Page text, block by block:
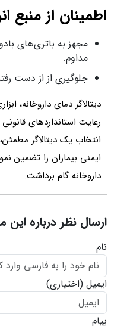
اطمینان از منبع
مجهز به باتری‌های
مداوم.
جلوگیری از از دست
دیتالاگر دمای داروخانه،
رعایت استانداردهای
انتخاب یک دیتالاگر
ایمنی بیماران را تضمین
داروخانه گام برداشت.
ارسال نظر درباره
نام
ایمیل (اختیاری)
پیام